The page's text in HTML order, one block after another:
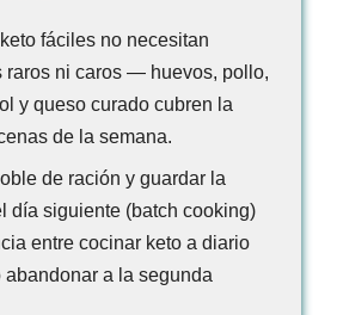
fáciles no necesitan
raros ni caros — huevos, pollo,
y queso curado cubren la
de la semana.
de ración y guardar la
día siguiente (batch cooking)
entre cocinar keto a diario
a la segunda